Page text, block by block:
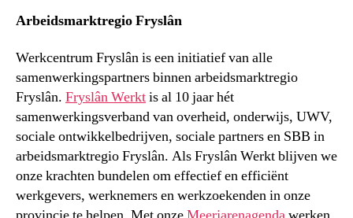
Arbeidsmarktregio Fryslân
Werkcentrum Fryslân is een initiatief van alle
samenwerkingspartners binnen arbeidsmarktregio
Fryslân. Fryslân Werktis al 10 jaar hét
samenwerkingsverband van overheid, onderwijs, UWV,
sociale ontwikkelbedrijven, sociale partners en SBB in
arbeidsmarktregio Fryslân. Als Fryslân Werkt blijven we
onze krachten bundelen om effectief en efficiënt
werkgevers, werknemers en werkzoekenden in onze